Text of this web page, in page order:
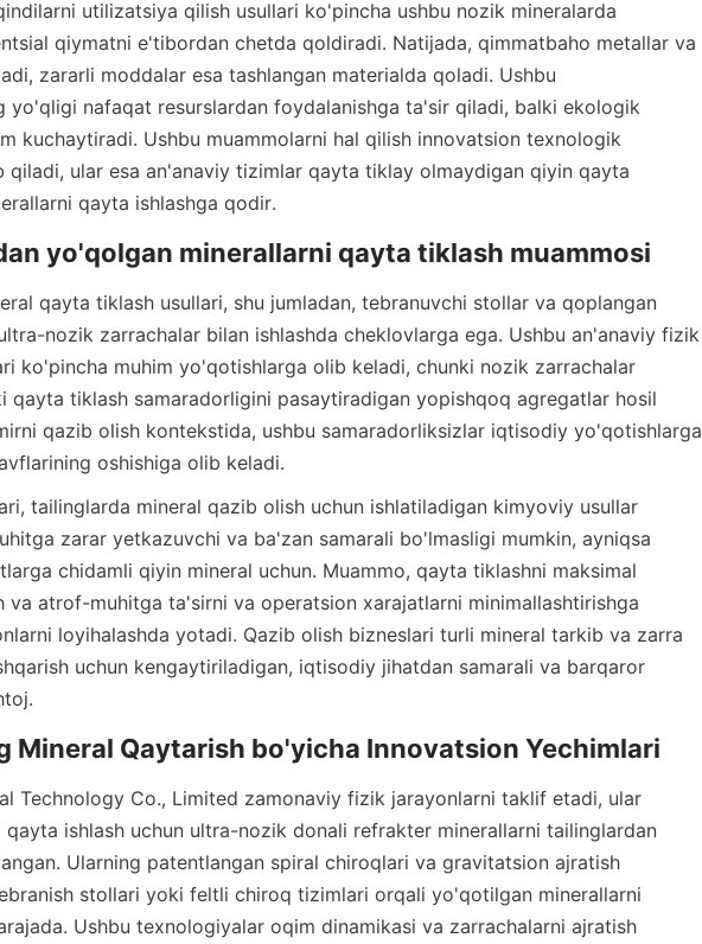
qiymatni e'tibordan chetda qoldiradi. Natijada, qimmatbaho metallar va
zararli moddalar esa tashlangan materialda qoladi. Ushbu
yo'qligi nafaqat resurslardan foydalanishga ta'sir qiladi, balki ekologik
kuchaytiradi. Ushbu muammolarni hal qilish innovatsion texnologik
qiladi, ular esa an'anaviy tizimlar qayta tiklay olmaydigan qiyin qayta
nozik zarrachalar bilan ishlashda cheklovlarga ega. Ushbu an'anaviy fizik
ko'pincha muhim yo'qotishlarga olib keladi, chunki nozik zarrachalar
qayta tiklash samaradorligini pasaytiradigan yopishqoq agregatlar hosil
qazib olish kontekstida, ushbu samaradorliksizlar iqtisodiy yo'qotishlarga
zarar yetkazuvchi va ba'zan samarali bo'lmasligi mumkin, ayniqsa
chidamli qiyin mineral uchun. Muammo, qayta tiklashni maksimal
va atrof-muhitga ta'sirni va operatsion xarajatlarni minimallashtirishga
loyihalashda yotadi. Qazib olish bizneslari turli mineral tarkib va zarra
uchun kengaytiriladigan, iqtisodiy jihatdan samarali va barqaror
qayta ishlash uchun ultra-nozik donali refrakter minerallarni tailinglardan
Ularning patentlangan spiral chiroqlari va gravitatsion ajratish
stollari yoki feltli chiroq tizimlari orqali yo'qotilgan minerallarni
Ushbu texnologiyalar oqim dinamikasi va zarrachalarni ajratish